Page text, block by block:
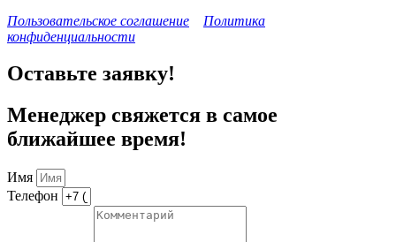
Пользовательское соглашение
Политика
конфиденциальности
Оставьте заявку!
Менеджер свяжется в самое
ближайшее время!
Имя
Телефон